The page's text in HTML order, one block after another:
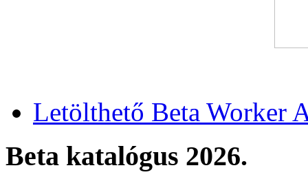
Letölthető Beta Worker
Beta katalógus 2026.